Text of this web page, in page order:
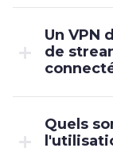
Un VPN
de
Quels